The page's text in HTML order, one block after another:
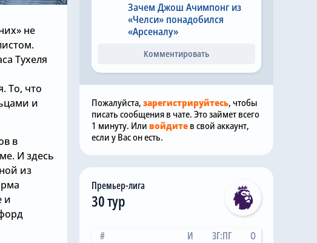
не
Тухеля
То, что
и
в
И здесь
из
и
Зачем Джош Ачимпонг из
«Челси» понадобился
«Арсеналу»
Комментировать
Пожалуйста, зарегистрируйтесь, чтобы
писать сообщения в чате. Это займет всего
1 минуту. Или войдите в свой аккаунт,
если у Вас он есть.
Премьер-лига
30 тур
# И ЗГ:ПГ
О